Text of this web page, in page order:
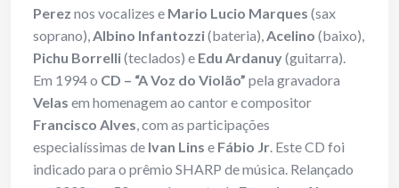
Perez nos vocalizes e Mario Lucio Marques (sax
soprano),Albino Infantozzi(bateria),Acelino (baixo),
Pichu Borrelli(teclados) e Edu Ardanuy(guitarra).
Em 1994 o CD – “A Voz do Violão” pela gravadora
Velas em homenagem ao cantor e compositor
Francisco Alves, com as participações
especialíssimas de Ivan Lins e Fábio Jr. Este CD foi
indicado para o prêmio SHARP de música. Relançado